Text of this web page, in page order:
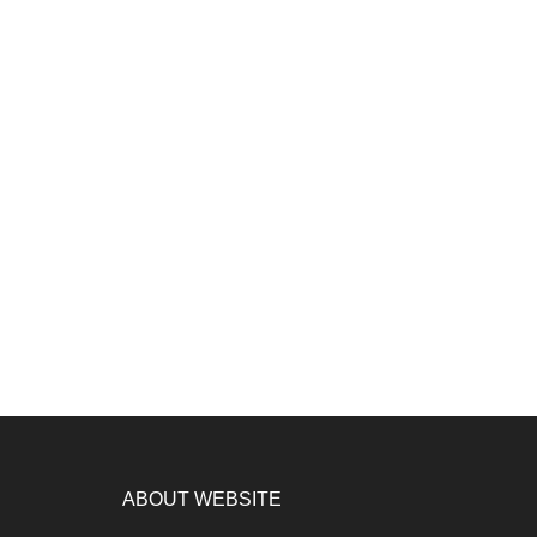
ABOUT WEBSITE